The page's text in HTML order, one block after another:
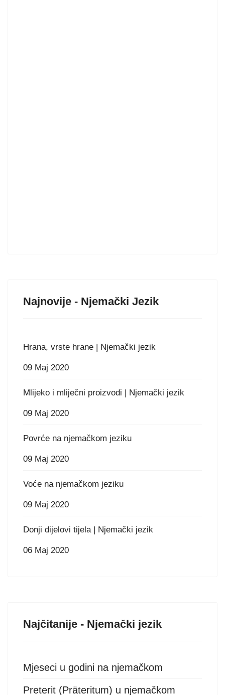
Najnovije - Njemački Jezik
Hrana, vrste hrane | Njemački jezik
09 Maj 2020
Mlijeko i mliječni proizvodi | Njemački jezik
09 Maj 2020
Povrće na njemačkom jeziku
09 Maj 2020
Voće na njemačkom jeziku
09 Maj 2020
Donji dijelovi tijela | Njemački jezik
06 Maj 2020
Najčitanije - Njemački jezik
Mjeseci u godini na njemačkom
Preterit (Präteritum) u njemačkom